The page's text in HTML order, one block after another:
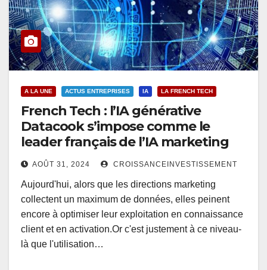
A LA UNE ACTUS ENTREPRISES IA LA FRENCH TECH
French Tech : l’IA générative
Datacook s’impose comme le
leader français de l’IA marketing
AOÛT 31, 2024 CROISSANCEINVESTISSEMENT
Aujourd'hui, alors que les directions marketing
collectent un maximum de données, elles peinent
encore à optimiser leur exploitation en connaissance
client et en activation.Or c'est justement à ce niveau-
là que l'utilisation…